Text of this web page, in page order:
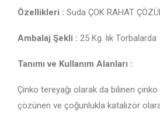
Özellikleri : Suda ÇOK RAHAT
Ambalaj Şekli : 25 Kg. lık Torbalarda
Tanımı ve Kullanım Alanları :
Çinko tereyağı olarak da bilinen
çözünen ve çoğunlukla katalizör